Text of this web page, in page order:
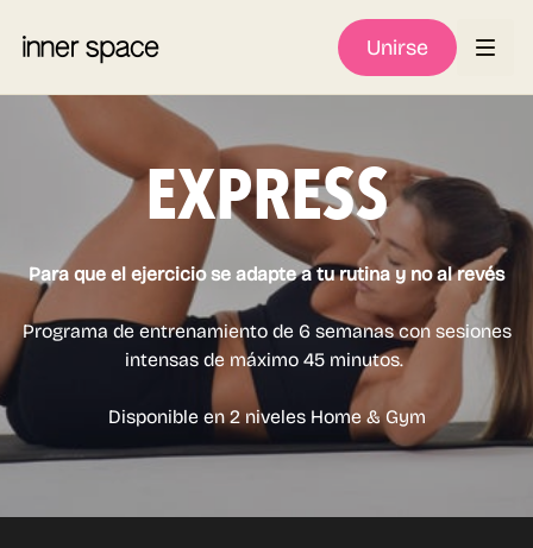
Unirse
EXPRESS
Para que el ejercicio se adapte a tu rutina y no al revés
Programa de entrenamiento de 6 semanas con sesiones
intensas de máximo 45 minutos.
Disponible en 2 niveles Home & Gym